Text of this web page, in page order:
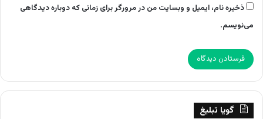
ذخیره نام، ایمیل و وبسایت من در مرورگر برای زمانی که دوباره دیدگاهی
می‌نویسم.
گویا تبلیغ